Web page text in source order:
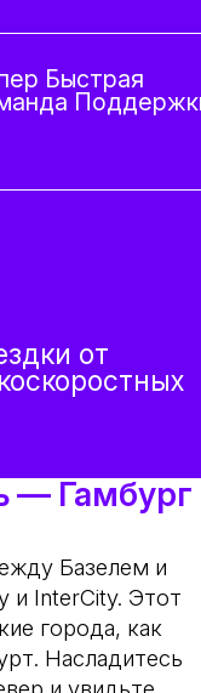
Быстрая
от
— Гамбург
Базелем и
и InterCity. Этот
города, как
Насладитесь